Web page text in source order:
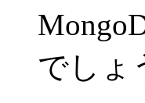
でしょ